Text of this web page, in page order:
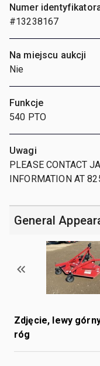
Numer
#13238167
Na miejscu aukcji
Nie
Funkcje
540 PTO
Uwagi
PLEASE CONTACT
INFORMATION AT
General
Zdjęcie, lewy
róg